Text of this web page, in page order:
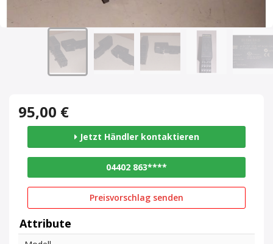
95,00 €
Jetzt Händler kontaktieren
04402 863****
Preisvorschlag senden
Attribute